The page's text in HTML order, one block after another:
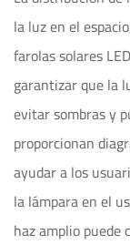
la luz en el
farolas solares
garantizar que la
evitar sombras y
proporcionan
ayudar a los
la lámpara en el
haz amplio puede